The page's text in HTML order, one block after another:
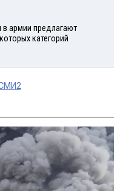
армии предлагают
категорий